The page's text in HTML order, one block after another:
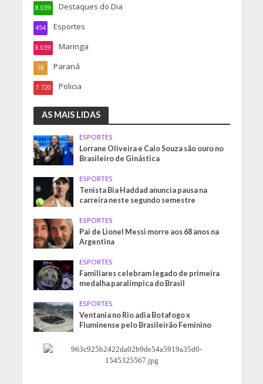
Destaques do Dia
8.039
Esportes
454
Maringa
8.039
Paraná
18
Policia
7.720
AS MAIS LIDAS
ESPORTES
Lorrane Oliveira e Caio Souza são ouro no
Brasileiro de Ginástica
ESPORTES
Tenista Bia Haddad anuncia pausa na
carreira neste segundo semestre
ESPORTES
Pai de Lionel Messi morre aos 68 anos na
Argentina
ESPORTES
Familiares celebram legado de primeira
medalha paralímpica do Brasil
ESPORTES
Ventania no Rio adia Botafogo x
Fluminense pelo Brasileirão Feminino